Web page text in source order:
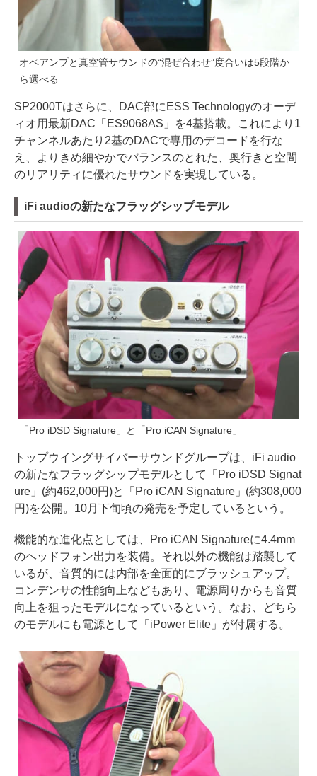
オペアンプと真空管サウンドの“混ぜ合わせ”度合いは5段階か
ら選べる
SP2000Tはさらに、DAC部にESS Technologyのオーデ
ィオ用最新DAC「ES9068AS」を4基搭載。これにより1
チャンネルあたり2基のDACで専用のデコードを行な
え、よりきめ細やかでバランスのとれた、奥行きと空間
のリアリティに優れたサウンドを実現している。
iFi audioの新たなフラッグシップモデル
「Pro iDSD Signature」と「Pro iCAN Signature」
トップウイングサイバーサウンドグループは、iFi audio
の新たなフラッグシップモデルとして「Pro iDSD Signat
ure」(約462,000円)と「Pro iCAN Signature」(約308,000
円)を公開。10月下旬頃の発売を予定しているという。
機能的な進化点としては、Pro iCAN Signatureに4.4mm
のヘッドフォン出力を装備。それ以外の機能は踏襲して
いるが、音質的には内部を全面的にブラッシュアップ。
コンデンサの性能向上などもあり、電源周りからも音質
向上を狙ったモデルになっているという。なお、どちら
のモデルにも電源として「iPower Elite」が付属する。